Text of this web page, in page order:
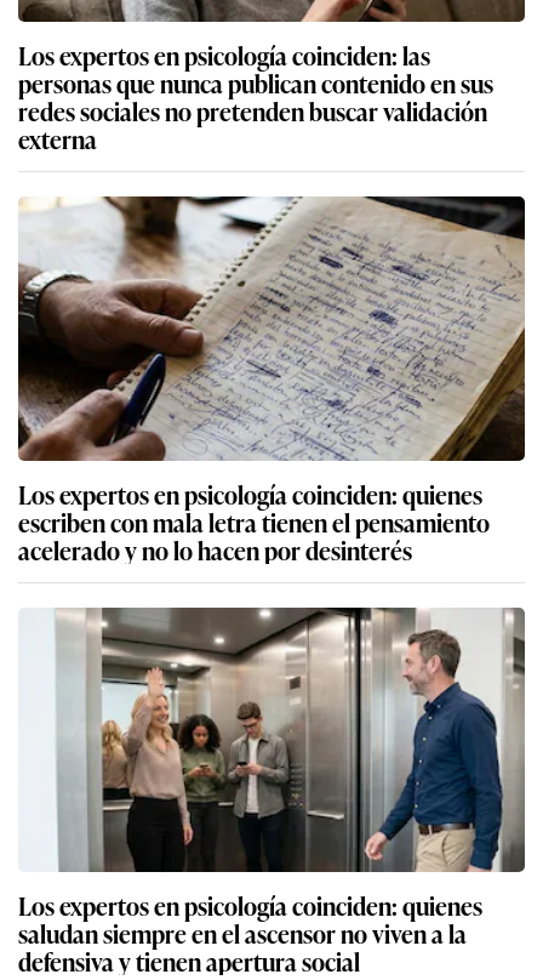
Los expertos en psicología coinciden: las
personas que nunca publican contenido en sus
redes sociales no pretenden buscar validación
externa
Los expertos en psicología coinciden: quienes
escriben con mala letra tienen el pensamiento
acelerado y no lo hacen por desinterés
Los expertos en psicología coinciden: quienes
saludan siempre en el ascensor no viven a la
defensiva y tienen apertura social